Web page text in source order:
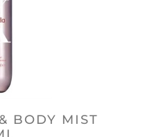
BODY MIST